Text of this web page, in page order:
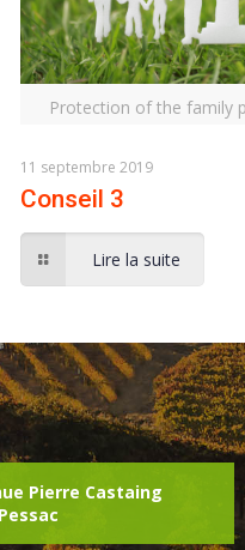
Protection of the family
11 septembre 2019
Conseil 3
Lire la suite
Pierre Castaing